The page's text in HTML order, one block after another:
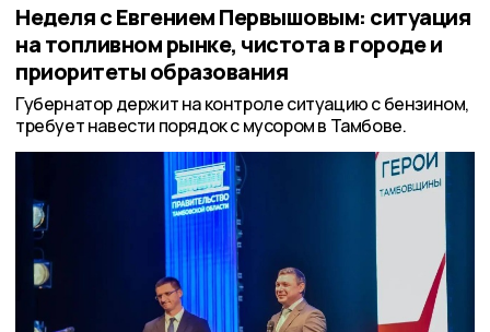
Неделя с Евгением Первышовым: ситуация
на топливном рынке, чистота в городе и
приоритеты образования
Губернатор держит на контроле ситуацию с бензином,
требует навести порядок с мусором в Тамбове.